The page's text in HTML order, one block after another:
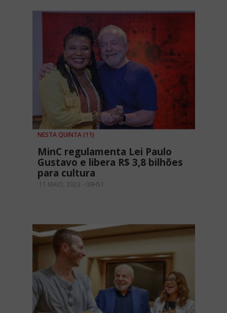
NESTA QUINTA (11)
MinC regulamenta Lei Paulo
Gustavo e libera R$ 3,8 bilhões
para cultura
11 MAIO, 2023 - 09H51